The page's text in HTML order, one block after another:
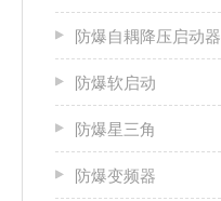
防爆自耦降压启动器
防爆软启动
防爆星三角
防爆变频器